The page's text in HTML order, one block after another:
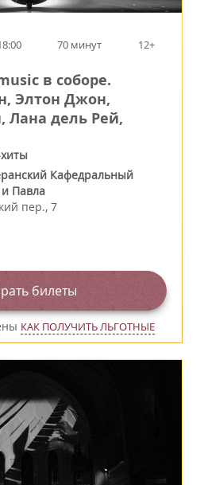
70 минут 12+
в соборе.
Элтон Джон,
Лана дель Рей,
Кафедральный
Павла
пер., 7
билеты
КАК ПОЛУЧИТЬ ЛЬГОТНЫЕ